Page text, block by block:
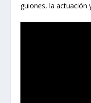
guiones, la actuación